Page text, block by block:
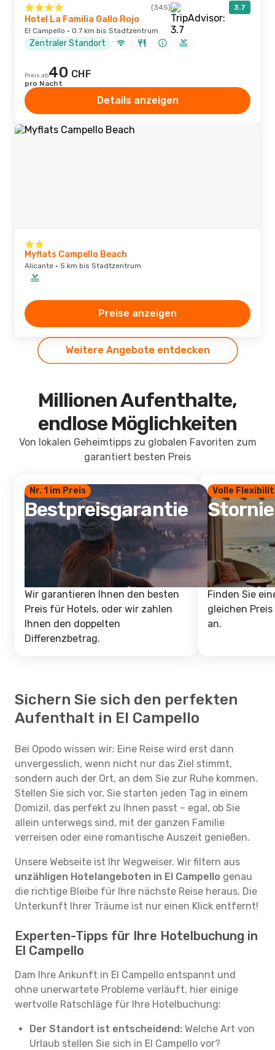
(345) 3.7
Hotel La Familia Gallo Rojo
El Campello · 0.7 km bis Stadtzentrum
Zentraler Standort
Preis ab40 CHF
pro Nacht
Details anzeigen
Myflats Campello Beach
Alicante · 5 km bis Stadtzentrum
Preise anzeigen
Weitere Angebote entdecken
Millionen Aufenthalte,
endlose Möglichkeiten
Von lokalen Geheimtipps zu globalen Favoriten zum
garantiert besten Preis
Nr. 1 im Preis
Bestpreisgarantie
Wir garantieren Ihnen den besten
Preis für Hotels, oder wir zahlen
Ihnen den doppelten
Differenzbetrag.
Volle
Finden Sie
gleichen
an.
Sichern Sie sich den perfekten
Aufenthalt in El Campello
Bei Opodo wissen wir: Eine Reise wird erst dann
unvergesslich, wenn nicht nur das Ziel stimmt,
sondern auch der Ort, an dem Sie zur Ruhe kommen.
Stellen Sie sich vor, Sie starten jeden Tag in einem
Domizil, das perfekt zu Ihnen passt – egal, ob Sie
allein unterwegs sind, mit der ganzen Familie
verreisen oder eine romantische Auszeit genießen.
Unsere Webseite ist Ihr Wegweiser. Wir filtern aus
unzähligen Hotelangeboten in El Campello genau
die richtige Bleibe für Ihre nächste Reise heraus. Die
Unterkunft Ihrer Träume ist nur einen Klick entfernt!
Experten-Tipps für Ihre Hotelbuchung in
El Campello
Dam Ihre Ankunft in El Campello entspannt und
ohne unerwartete Probleme verläuft, hier einige
wertvolle Ratschläge für Ihre Hotelbuchung:
Der Standort ist entscheidend: Welche Art von
Urlaub stellen Sie sich in El Campello vor?